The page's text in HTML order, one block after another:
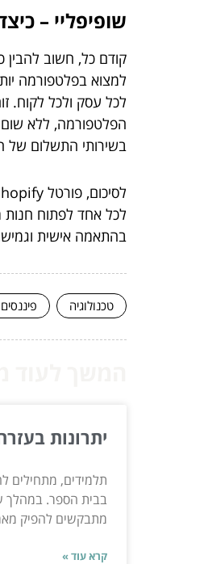
שופיפליי –
קודם כל, חשוב להבין
לכל עסק ולכל לקוח.
הפלטפורמה, ללא
בשירותי התשלום של
לכל אחד לפתוח חנות
בהתאמה אישית
טכנולוגיה פיננסים
יתרונות
תלמידים, מתחילים
בבית הספר. במהלך
מתבקשים להפיק
קרא עוד »